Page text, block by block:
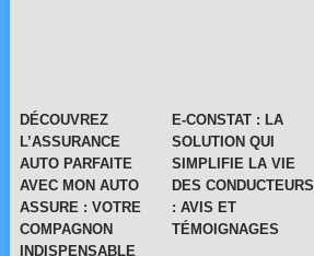
DÉCOUVREZ
L’ASSURANCE
AUTO PARFAITE
AVEC MON AUTO
ASSURE : VOTRE
COMPAGNON
INDISPENSABLE
E-CONSTAT : LA
SOLUTION QUI
SIMPLIFIE LA VIE
DES CONDUCTEURS
: AVIS ET
TÉMOIGNAGES